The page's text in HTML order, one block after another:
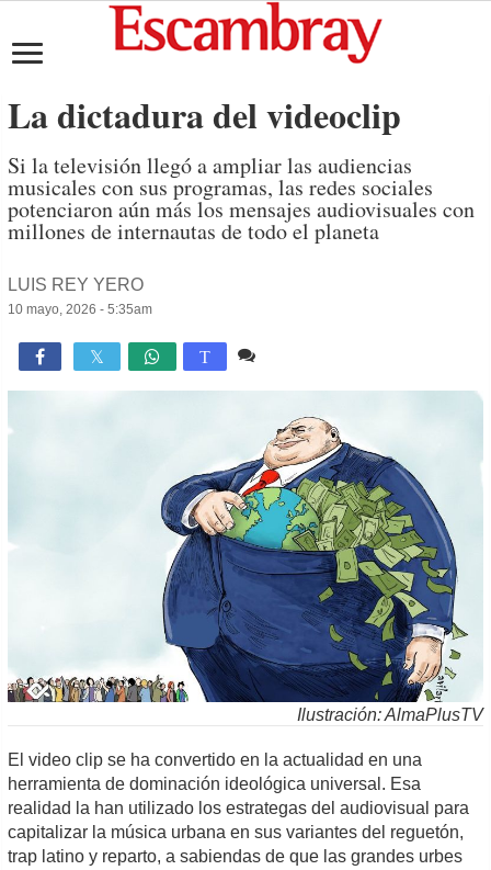
La dictadura del videoclip
Si la televisión llegó a ampliar las audiencias
musicales con sus programas, las redes sociales
potenciaron aún más los mensajes audiovisuales con
millones de internautas de todo el planeta
LUIS REY YERO
10 mayo, 2026 - 5:35am
 T
Ilustración: AlmaPlusTV
El video clip se ha convertido en la actualidad en una
herramienta de dominación ideológica universal. Esa
realidad la han utilizado los estrategas del audiovisual para
capitalizar la música urbana en sus variantes del reguetón,
trap latino y reparto, a sabiendas de que las grandes urbes